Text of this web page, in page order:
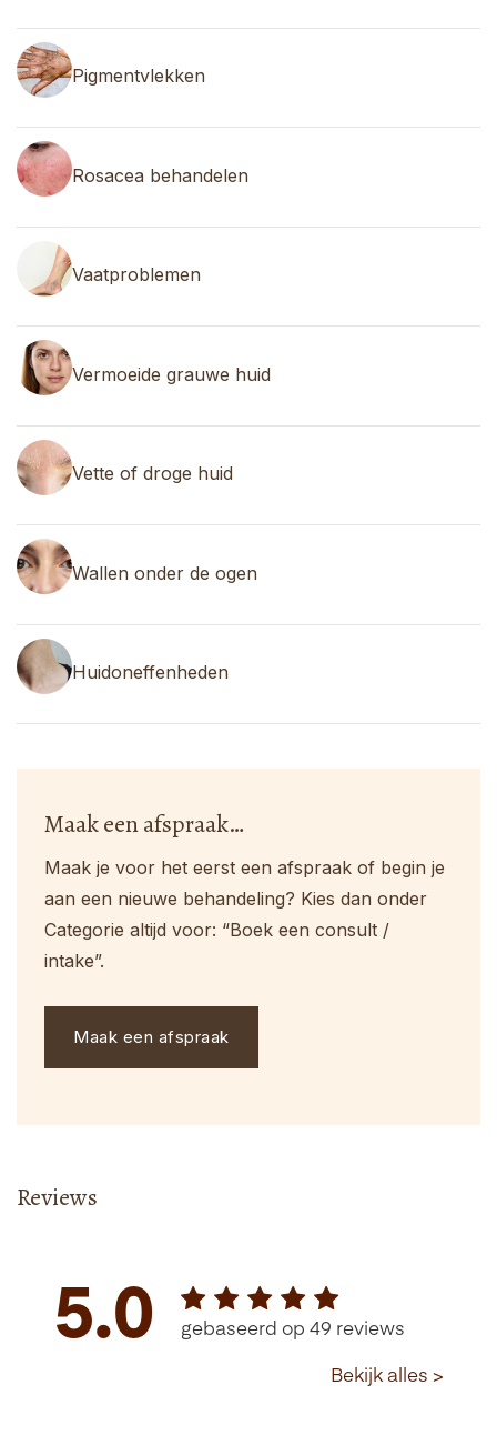
Pigmentvlekken
Rosacea behandelen
Vaatproblemen
Vermoeide grauwe huid
Vette of droge huid
Wallen onder de ogen
Huidoneffenheden
Maak een afspraak…
Maak je voor het eerst een afspraak of begin je
aan een nieuwe behandeling? Kies dan onder
Categorie altijd voor: “Boek een consult /
intake”.
Maak een afspraak
Reviews